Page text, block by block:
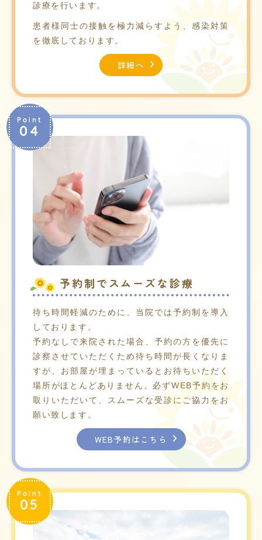
診療を行います。
患者様同士の接触を極力減らすよう、感染対策
を徹底しております。
詳細へ
Point
04
予約制でスムーズな診療
待ち時間軽減のために、当院では予約制を導入
しております。
予約なしで来院された場合、予約の方を優先に
診察させていただくため待ち時間が長くなりま
すが、お部屋が埋まっているとお待ちいただく
場所がほとんどありません。必ずWEB予約をお
取りいただいて、スムーズな受診にご協力をお
願い致します。
WEB予約はこちら
Point
05